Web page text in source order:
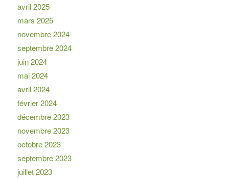
avril 2025
mars 2025
novembre 2024
septembre 2024
juin 2024
mai 2024
avril 2024
février 2024
décembre 2023
novembre 2023
octobre 2023
septembre 2023
juillet 2023